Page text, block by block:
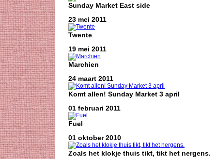
Sunday Market East side
23 mei 2011
Twente
19 mei 2011
Marchien
24 maart 2011
Komt allen! Sunday Market 3 april
01 februari 2011
Fuel
01 oktober 2010
Zoals het klokje thuis tikt, tikt het nergens.